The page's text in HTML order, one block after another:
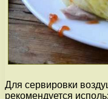
Для сервировки
рекомендуется